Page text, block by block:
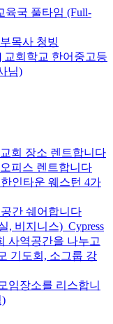
육국 풀타임 (Full-
목사 청빙
교회학교 한어중고등
님)
회 장소 렌트합니다
피스 렌트합니다
인타운 웨스턴 4가
간 쉐어합니다
, 비지니스)_Cypress
사역공간을 나누고
기도회, 소그룹 강
임장소를 리스합니
)